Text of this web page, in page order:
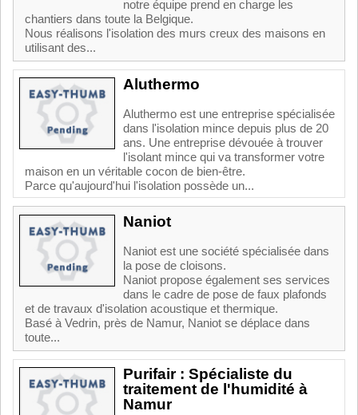
notre équipe prend en charge les
chantiers dans toute la Belgique.
Nous réalisons l'isolation des murs creux des maisons en
utilisant des...
Aluthermo
Aluthermo est une entreprise spécialisée
dans l'isolation mince depuis plus de 20
ans. Une entreprise dévouée à trouver
l'isolant mince qui va transformer votre
maison en un véritable cocon de bien-être.
Parce qu'aujourd'hui l'isolation possède un...
Naniot
Naniot est une société spécialisée dans
la pose de cloisons.
Naniot propose également ses services
dans le cadre de pose de faux plafonds
et de travaux d'isolation acoustique et thermique.
Basé à Vedrin, près de Namur, Naniot se déplace dans
toute...
Purifair : Spécialiste du
traitement de l'humidité à
Namur